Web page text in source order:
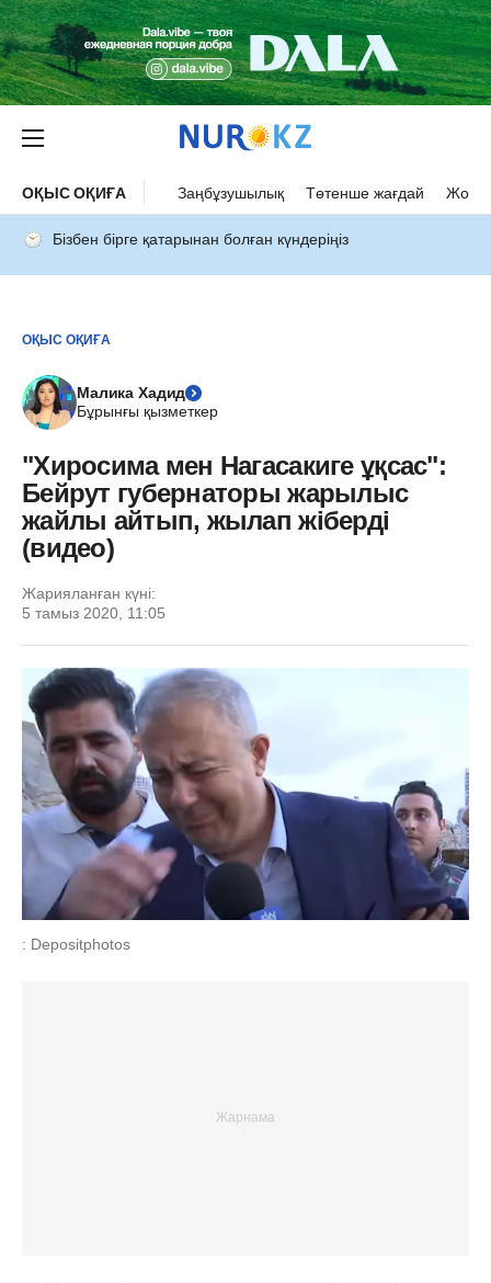
ОҚЫС ОҚИҒА Заңбұзушылық Төтенше жағдай Жол
Бізбен бірге қатарынан болған күндеріңіз
ОҚЫС ОҚИҒА
Малика Хадид
Бұрынғы қызметкер
"Хиросима мен Нагасакиге ұқсас":
Бейрут губернаторы жарылыс
жайлы айтып, жылап жіберді
(видео)
Жарияланған күні:
5 тамыз 2020, 11:05
: Depositphotos